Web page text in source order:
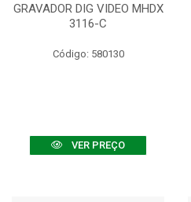
GRAVADOR DIG VIDEO MHDX
3116-C
Código: 580130
VER PREÇO